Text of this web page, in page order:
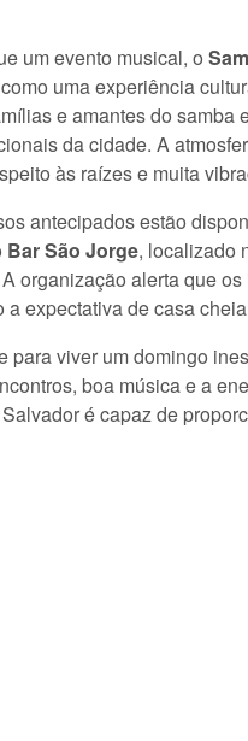
um evento musical, o
uma experiência
e amantes do samba
da cidade. A
às raízes e muita
antecipados estão
Bar São Jorge, localizado
organização alerta que
a expectativa de casa
para viver um domingo
boa música e a
é capaz de